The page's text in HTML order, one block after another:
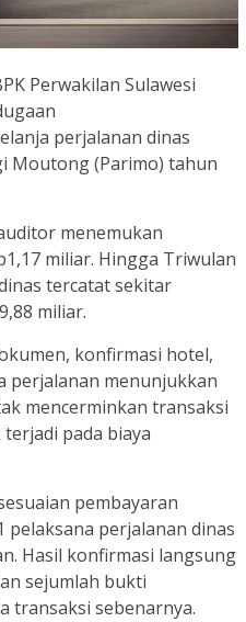
Perwakilan Sulawesi
perjalanan dinas
Moutong (Parimo) tahun
menemukan
miliar. Hingga Triwulan
tercatat sekitar
miliar.
konfirmasi hotel,
perjalanan menunjukkan
mencerminkan transaksi
pada biaya
pembayaran
pelaksana perjalanan dinas
Hasil konfirmasi langsung
sejumlah bukti
transaksi sebenarnya.